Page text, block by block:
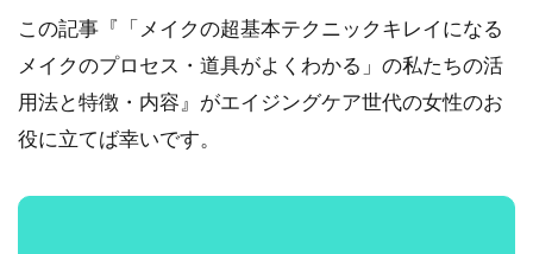
この記事『「メイクの超基本テクニックキレイになる
メイクのプロセス・道具がよくわかる」の私たちの活
用法と特徴・内容』がエイジングケア世代の女性のお
役に立てば幸いです。